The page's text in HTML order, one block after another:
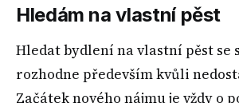
Hledám na vlastní pěst
Hledat bydlení na vlastní pěst se
rozhodne především kvůli
Začátek nového nájmu je vždy o